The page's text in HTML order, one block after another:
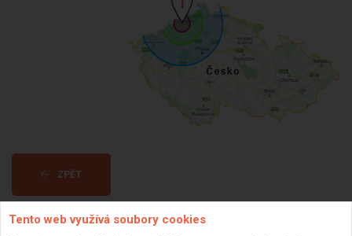
ZPĚT
Tento web využívá soubory cookies